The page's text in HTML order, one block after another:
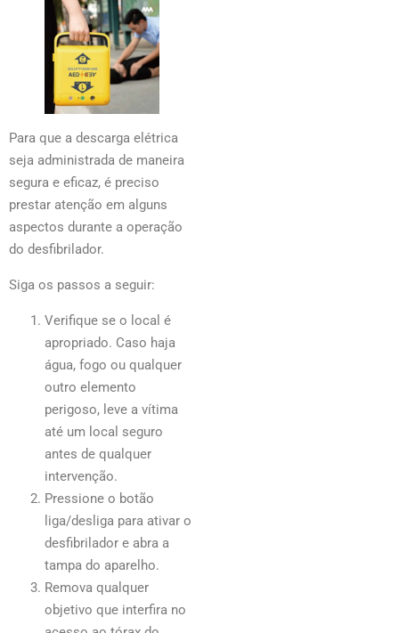
Para que a descarga elétrica
seja administrada de maneira
segura e eficaz, é preciso
prestar atenção em alguns
aspectos durante a operação
do desfibrilador.
Siga os passos a seguir:
Verifique se o local é
apropriado. Caso haja
água, fogo ou qualquer
outro elemento
perigoso, leve a vítima
até um local seguro
antes de qualquer
intervenção.
Pressione o botão
liga/desliga para ativar o
desfibrilador e abra a
tampa do aparelho.
Remova qualquer
objetivo que interfira no